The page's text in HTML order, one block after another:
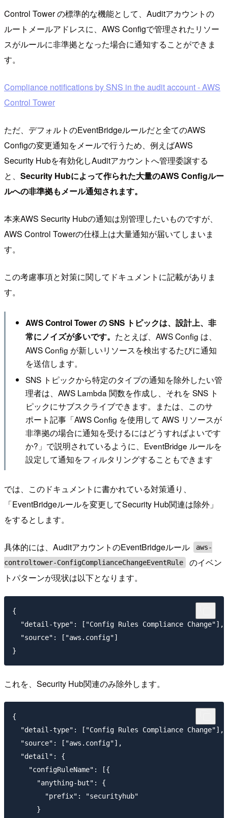
Control Tower の標準的な機能として、Auditアカウントの
ルートメールアドレスに、AWS Configで管理されたリソー
スがルールに非準拠となった場合に通知することができま
す。
Compliance notifications by SNS in the audit account - AWS
Control Tower
ただ、デフォルトのEventBridgeルールだと全てのAWS
Configの変更通知をメールで行うため、例えばAWS
Security Hubを有効化しAuditアカウントへ管理委譲する
と、 Security Hubによって作られた大量のAWS Configルー
ルへの非準拠もメール通知されます。
本来AWS Security Hubの通知は別管理したいものですが、
AWS Control Towerの仕様上は大量通知が届いてしまいま
す。
この考慮事項と対策に関してドキュメントに記載がありま
す。
AWS Control Tower の SNS トピックは、設計上、非
常にノイズが多いです。 たとえば、AWS Config は、
AWS Config が新しいリソースを検出するたびに通知
を送信します。
SNS トピックから特定のタイプの通知を除外したい管
理者は、AWS Lambda 関数を作成し、それを SNS ト
ピックにサブスクライブできます。または、このサ
ポート記事「AWS Config を使用して AWS リソースが
非準拠の場合に通知を受けるにはどうすればよいです
か?」で説明されているように、EventBridge ルールを
設定して通知をフィルタリングすることもできます
では、このドキュメントに書かれている対策通り、
「EventBridgeルールを変更してSecurity Hub関連は除外」
をするとします。
具体的には、AuditアカウントのEventBridgeルール
aws-
controltower-ConfigComplianceChangeEventRule
のイベン
トパターンが現状は以下となります。
{
  "detail-type": ["Config Rules Compliance Change"],
  "source": ["aws.config"]
これを、Security Hub関連のみ除外します。
{
  "detail-type": ["Config Rules Compliance Change"],
  "source": ["aws.config"],
  "detail": {
    "configRuleName": [{
      "anything-but": {
        "prefix": "securityhub"
      }